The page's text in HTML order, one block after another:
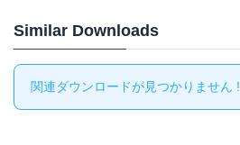
Similar Downloads
関連ダウンロードが見つかりません !